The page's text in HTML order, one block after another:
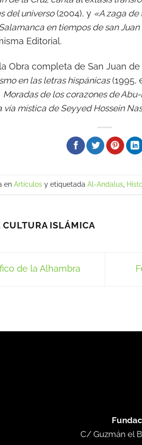
del universo(2004), y «A zaga de
en tiempos de san Juan
Editorial.
Obra completa de San Juan
en las letras hispánicas(1995,
Moradas de los corazones de
vía mística de Seyyed Hossein
en Artículos y etiquetada Al-Andalus,
ISLÁMICA
de la Alhambra
C/ Guzmán el